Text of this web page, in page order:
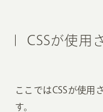
CSSが使用
ここではCSSが使用
す。